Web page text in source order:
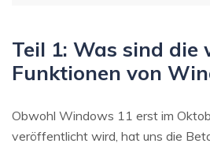
Teil 1: Was sind
Funktionen von
Obwohl Windows 11 erst im
veröffentlicht wird, hat uns die